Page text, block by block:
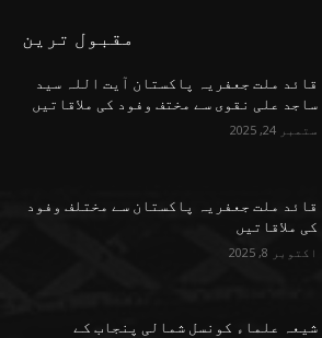
مقبول ترین
قائد ملت جعفریہ پاکستان آیت اللہ سید
ساجد علی نقوی سے مختف وفود کی ملاقاتیں
ستمبر 24, 2025
قائد ملت جعفریہ پاکستان سے مختلف وفود
کی ملاقاتیں
اکتوبر 8, 2025
شیعہ علماء کونسل شمالی پنجاب کے